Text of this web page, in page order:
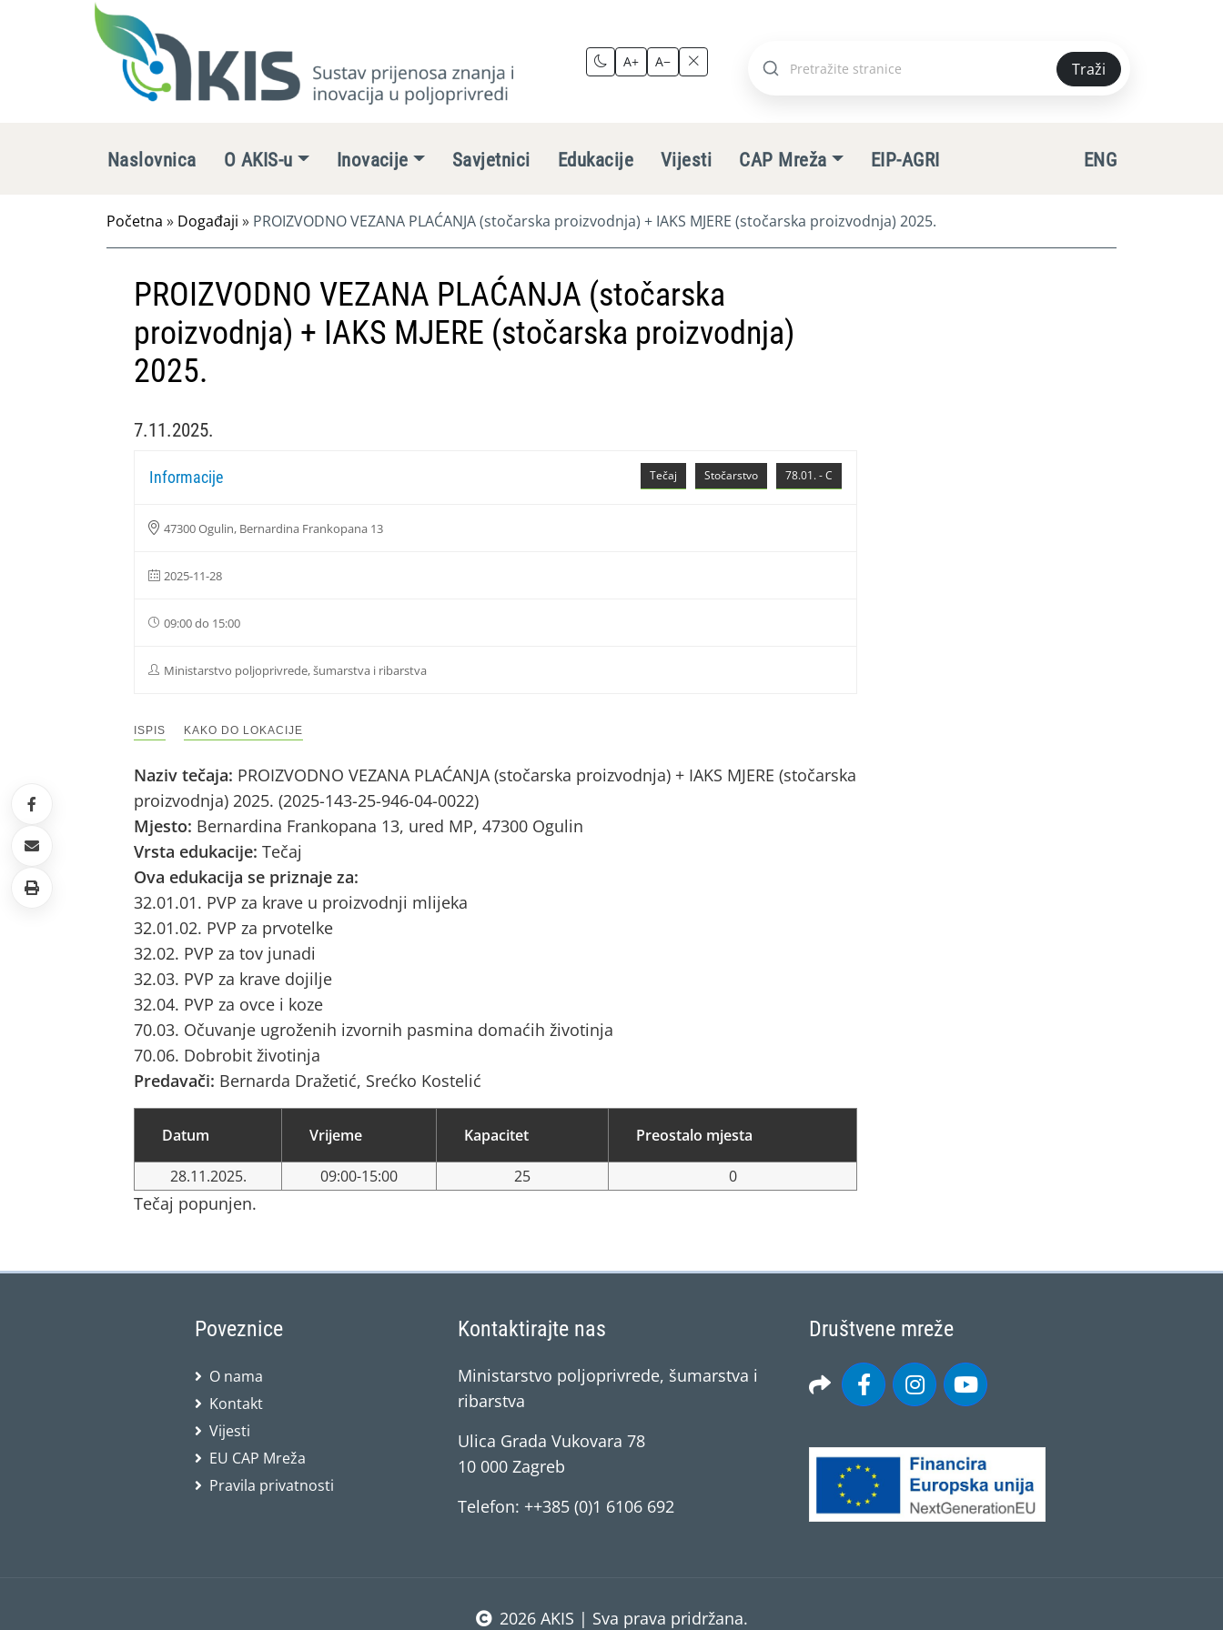
A+ A−
Pretraži
Traži
Naslovnica O AKIS-u Inovacije Savjetnici Edukacije Vijesti CAP Mreža EIP-AGRI ENG
Početna » Događaji » PROIZVODNO VEZANA PLAĆANJA (stočarska proizvodnja) + IAKS MJERE (stočarska proizvodnja) 2025.
PROIZVODNO VEZANA PLAĆANJA (stočarska
proizvodnja) + IAKS MJERE (stočarska proizvodnja)
2025.
7.11.2025.
78.01. - C
Stočarstvo
Tečaj
Informacije
47300 Ogulin, Bernardina Frankopana 13
2025-11-28
09:00 do 15:00
Ministarstvo poljoprivrede, šumarstva i ribarstva
ISPIS KAKO DO LOKACIJE
Naziv tečaja: PROIZVODNO VEZANA PLAĆANJA (stočarska proizvodnja) + IAKS MJERE (stočarska
proizvodnja) 2025. (2025-143-25-946-04-0022)
Mjesto: Bernardina Frankopana 13, ured MP, 47300 Ogulin
Vrsta edukacije: Tečaj
Ova edukacija se priznaje za:
32.01.01. PVP za krave u proizvodnji mlijeka
32.01.02. PVP za prvotelke
32.02. PVP za tov junadi
32.03. PVP za krave dojilje
32.04. PVP za ovce i koze
70.03. Očuvanje ugroženih izvornih pasmina domaćih životinja
70.06. Dobrobit životinja
Predavači: Bernarda Dražetić, Srećko Kostelić
Datum Vrijeme Kapacitet Preostalo mjesta
28.11.2025. 09:00-15:00 25 0
Tečaj popunjen.
Poveznice
O nama
Kontakt
Vijesti
EU CAP Mreža
Pravila privatnosti
Kontaktirajte nas
Ministarstvo poljoprivrede, šumarstva i
ribarstva
Ulica Grada Vukovara 78
10 000 Zagreb
Telefon: ++385 (0)1 6106 692
Društvene mreže
2026 AKIS | Sva prava pridržana.